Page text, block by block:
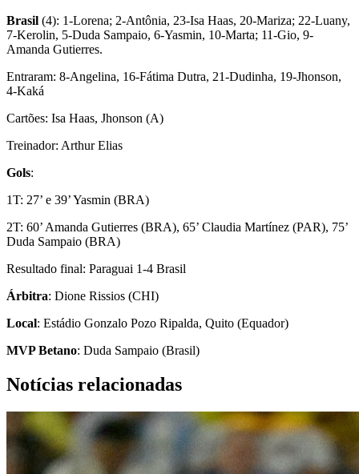
Brasil (4): 1-Lorena; 2-Antônia, 23-Isa Haas, 20-Mariza; 22-Luany,
7-Kerolin, 5-Duda Sampaio, 6-Yasmin, 10-Marta; 11-Gio, 9-
Amanda Gutierres.
Entraram: 8-Angelina, 16-Fátima Dutra, 21-Dudinha, 19-Jhonson,
4-Kaká
Cartões: Isa Haas, Jhonson (A)
Treinador: Arthur Elias
Gols:
1T: 27’ e 39’ Yasmin (BRA)
2T: 60’ Amanda Gutierres (BRA), 65’ Claudia Martínez (PAR), 75’
Duda Sampaio (BRA)
Resultado final: Paraguai 1-4 Brasil
Árbitra: Dione Rissios (CHI)
Local: Estádio Gonzalo Pozo Ripalda, Quito (Equador)
MVP Betano: Duda Sampaio (Brasil)
Notícias relacionadas